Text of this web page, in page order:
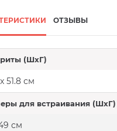
ОТЗЫВЫ
(ШхГ)
51.8 см
для встраивания (ШхГ)
см